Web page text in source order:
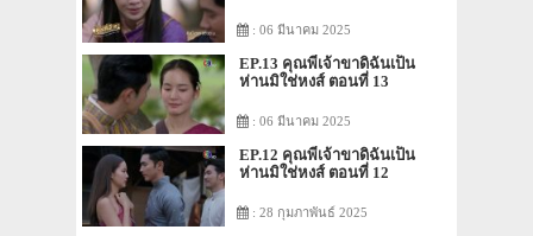
: 06 มีนาคม 2025
EP.13 คุณพี่เจ้าขาดิฉันเป็น
ห่านมิใช่หงส์ ตอนที่ 13
: 06 มีนาคม 2025
EP.12 คุณพี่เจ้าขาดิฉันเป็น
ห่านมิใช่หงส์ ตอนที่ 12
: 28 กุมภาพันธ์ 2025